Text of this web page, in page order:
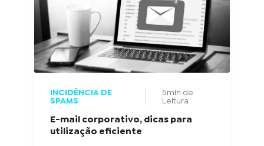
INCIDÊNCIA DE
SPAMS
5min de
Leitura
E-mail corporativo, dicas para
utilização eficiente